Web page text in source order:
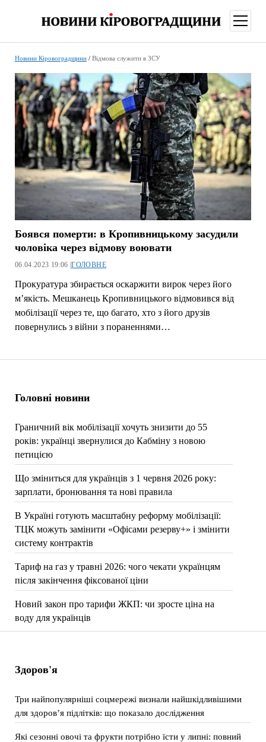
меню
Головні новини
Граничний вік мобілізації хочуть знизити до 55
років: українці звернулися до Кабміну з новою
петицією
Що зміниться для українців з 1 червня 2026 року:
зарплати, бронювання та нові правила
В Україні готують масштабну реформу мобілізації:
ТЦК можуть замінити «Офісами резерву+» і змінити
систему контрактів
Тариф на газ у травні 2026: чого чекати українцям
після закінчення фіксованої ціни
Новий закон про тарифи ЖКП: чи зросте ціна на
воду для українців
Новини Кіровоградщини/ Відмова служити в ЗСУ
Боявся померти: в Кропивницькому засудили
чоловіка через відмову воювати
06.04.2023 19:06 |ГОЛОВНЕ
Прокуратура збирається оскаржити вирок через його
м’якість. Мешканець Кропивницького відмовився від
мобілізації через те, що багато, хто з його друзів
повернулись з війни з пораненнями…
Здоров'я
Три найпопулярніші соцмережі визнали найшкідливішими
для здоров’я підлітків: що показало дослідження
Які сезонні овочі та фрукти потрібно їсти у липні: повний